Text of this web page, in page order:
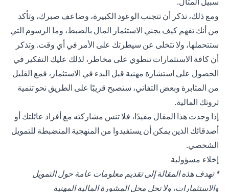
ومع ذلك، تذكر أن تتجنب الوعود الكبيرة، وضاعف صبرك، وتأكد
من أنك تفهم كيف يجني الاستثمار المال بالضبط، وما الرسوم التي
ستتحملها، ولا تتخلى عن سيطرتك على الأمر في أي وقت. وتذكر
أن كافة الاستثمارات تنطوي على مخاطر، لذلك عليك التفكير في
الحصول على استشارة مهنية قبل البدء في الاستثمار، فمع القليل
من المثابرة وبعض التفاني، ستصبح قريبًا على الطريق نحو تنمية
ثروتك المالية.
إذا وجدت هذا المقال مفيدًا، فلا تنس مشاركته مع أفراد عائلتك أو
أصدقائك الذين يمكن أن يستفيدوا من المنهجية المنضبطة للتمويل
الشخصي.
إخلاء مسؤولية
* تهدف هذه المقالة إلى تقديم معلومات عامة حول التمويل
والاستثمارات، ولا تحل محل المشورة المالية المهنية